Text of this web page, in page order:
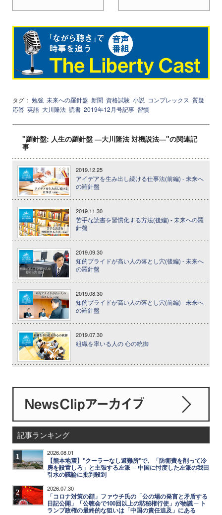
タグ： 勉強 未来への羅針盤 新聞 資格試験 小説 コンプレックス 質疑
応答 英語 大川隆法 読書 2019年12月号記事 習慣
"羅針盤: 人生の羅針盤 ―大川隆法 対機説法―"の関連記
事
2019.12.25
アイデアを生み出し続ける仕事法(前編) - 未来へ
の羅針盤
2019.11.30
苦手な読書を習慣化する方法(後編) - 未来への羅
針盤
2019.09.30
知的プライドが高い人の落とし穴(後編) - 未来へ
の羅針盤
2019.08.30
知的プライドが高い人の落とし穴(前編) - 未来へ
の羅針盤
2019.07.30
組織を率いる人の 心の統御
記事ランキング
1 2026.08.01
【熊本地震】"クーラーなし避難所"で、「防衛費を削って冷
房を設置しろ」と主張する左派 ─ 中国に忖度した左派の我田
引水の議論に批判殺到
2 2026.07.30
「コロナ対策の顔」ファウチ氏の「公の場の発言と矛盾する
日記公開」「公聴会で100回以上の黙秘権行使」が物議 ─ ト
ランプ政権の最終的な狙いは「中国の責任追及」にある